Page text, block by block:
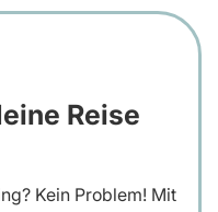
Reise
Kein Problem! Mit